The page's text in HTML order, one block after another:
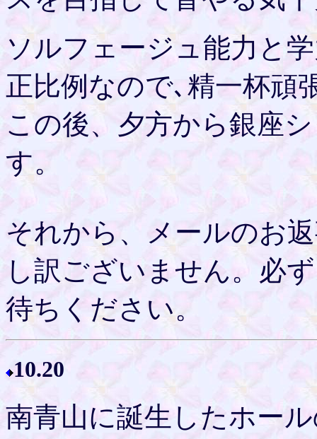
ソルフェージュ能力と
正比例なので､精一杯頑
この後、夕方から銀座
す。
それから、メールのお
し訳ございません。必
待ちください。
10.20
南青山に誕生したホー